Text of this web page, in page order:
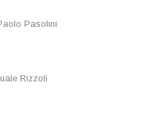
Pasolini
Rizzoli